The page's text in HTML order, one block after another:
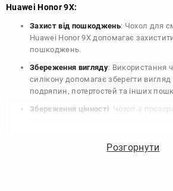
Huawei Honor 9X:
Захист від пошкоджень: Чохол для
Huawei Honor 9X допомагає
пошкоджень.
Збереження вигляду: Використання
силікону допомагає зберегти вигляд
подряпин, потертостей та інших
Збереження цінності: Чохол з
продати свій пристрій в майбутньому.
Розгорнути